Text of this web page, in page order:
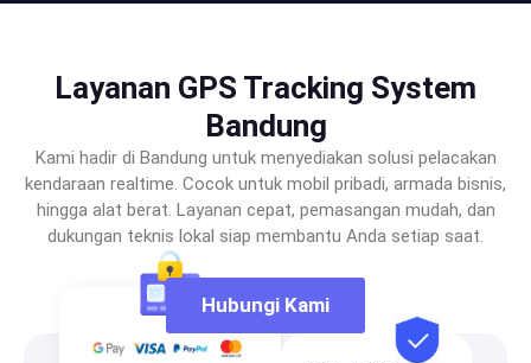
Layanan GPS Tracking System
Bandung
Kami hadir di Bandung untuk menyediakan solusi pelacakan
kendaraan realtime. Cocok untuk mobil pribadi, armada bisnis,
hingga alat berat. Layanan cepat, pemasangan mudah, dan
dukungan teknis lokal siap membantu Anda setiap saat.
Hubungi Kami